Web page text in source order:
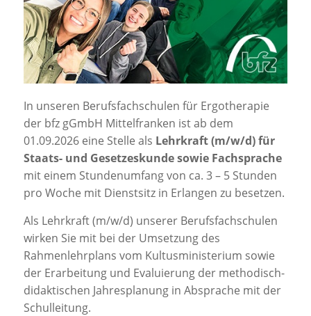
Jobportal
Presse und Medien
bbw e. V.
Karriere
Presse
News Archiv
In unseren Berufsfachschulen für Ergotherapie
der bfz gGmbH Mittelfranken ist ab dem
01.09.2026 eine Stelle als Lehrkraft (m/w/d) für
Staats- und Gesetzeskundesowie Fachsprache
mit einem Stundenumfang von ca. 3 – 5 Stunden
pro Woche mit Dienstsitz in Erlangen zu besetzen.
Als Lehrkraft (m/w/d) unserer Berufsfachschulen
wirken Sie mit bei der Umsetzung des
Rahmenlehrplans vom Kultusministerium sowie
der Erarbeitung und Evaluierung der methodisch-
didaktischen Jahresplanung in Absprache mit der
Schulleitung.